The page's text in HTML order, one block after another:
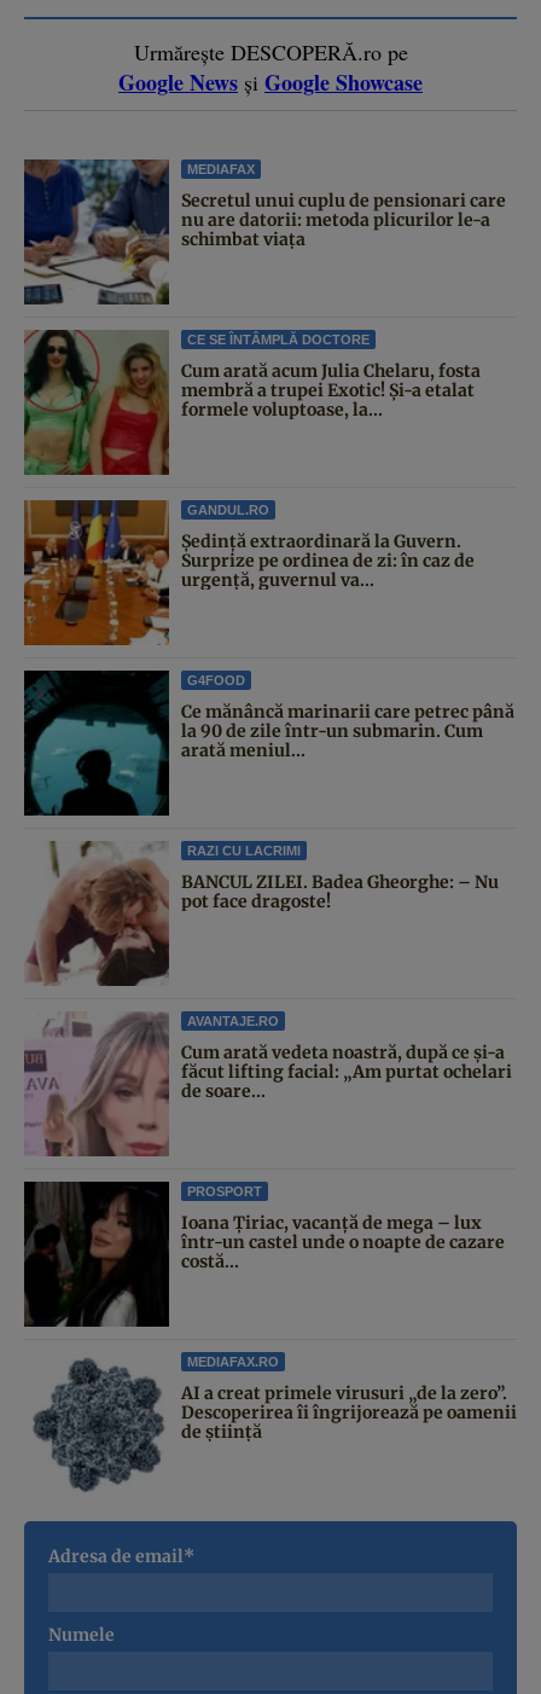
Urmărește DESCOPERĂ.ro pe
Google News și Google Showcase
MEDIAFAX
Secretul unui cuplu de pensionari care
nu are datorii: metoda plicurilor le-a
schimbat viața
CE SE ÎNTÂMPLĂ DOCTORE
Cum arată acum Julia Chelaru, fosta
membră a trupei Exotic! Și-a etalat
formele voluptoase, la...
GANDUL.RO
Şedinţă extraordinară la Guvern.
Surprize pe ordinea de zi: în caz de
urgență, guvernul va...
G4FOOD
Ce mănâncă marinarii care petrec până
la 90 de zile într-un submarin. Cum
arată meniul...
RAZI CU LACRIMI
BANCUL ZILEI. Badea Gheorghe: – Nu
pot face dragoste!
AVANTAJE.RO
Cum arată vedeta noastră, după ce și-a
făcut lifting facial: „Am purtat ochelari
de soare...
PROSPORT
Ioana Țiriac, vacanță de mega – lux
într-un castel unde o noapte de cazare
costă...
MEDIAFAX.RO
AI a creat primele virusuri „de la zero”.
Descoperirea îi îngrijorează pe oamenii
de știință
Adresa de email*
Numele